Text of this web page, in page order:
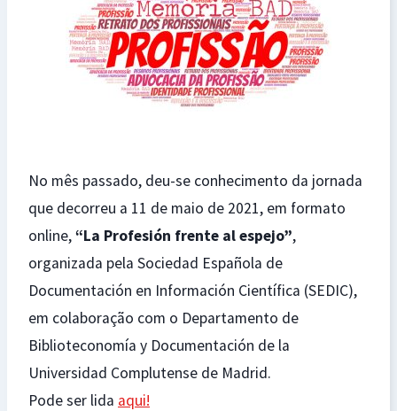
No mês passado, deu-se conhecimento da jornada
que decorreu a 11 de maio de 2021, em formato
online,“La Profesión frente al espejo”,
organizada pela Sociedad Española de
Documentación en Información Científica (SEDIC),
em colaboração com o Departamento de
Biblioteconomía y Documentación de la
Universidad Complutense de Madrid.
Pode ser lida aqui!